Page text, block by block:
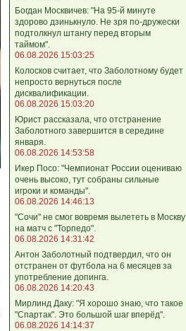
Богдан Москвичев: "На 95‑й минуте
здорово дзинькнуло. Не зря по‑дружески
подтолкнул штангу перед вторым
таймом".
06.08.2026 15:03:25
Колосков считает, что Заболотному будет
непросто вернуться после
дисквалификации.
06.08.2026 15:03:20
Юрист рассказала, что отстранение
Заболотного завершится в середине
января.
06.08.2026 14:53:58
Икер Посо: "Чемпионат России оцениваю
очень высоко, тут собраны сильные
игроки и команды".
06.08.2026 14:46:13
"Сочи" не смог вовремя вылететь в Москву
на матч с "Торпедо".
06.08.2026 14:31:42
Антон Заболотный подтвердил, что он
отстранен от футбола на 6 месяцев за
употребление допинга.
06.08.2026 14:20:43
Мирлинд Даку: "Я хорошо знаю, что такое
"Спартак". Это большой шаг вперёд".
06.08.2026 14:14:37